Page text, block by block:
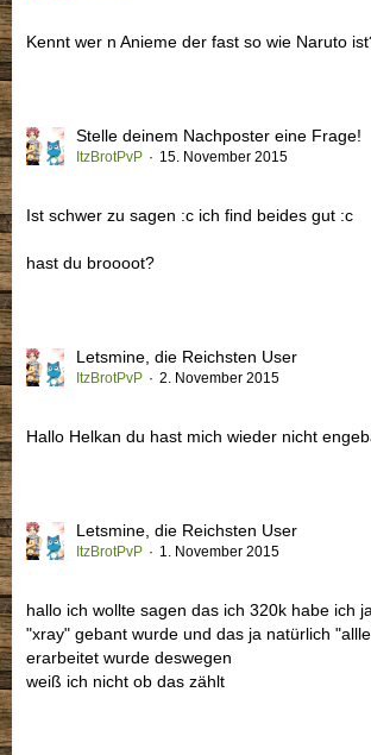
Kennt wer n Anieme der fast so wie Naruto
Stelle deinem Nachposter eine Frage!
ItzBrotPvP 15. November 2015
Ist schwer zu sagen :c ich find beides gut :c
hast du broooot?
Letsmine, die Reichsten User
ItzBrotPvP 2. November 2015
Hallo Helkan du hast mich wieder nicht
Letsmine, die Reichsten User
ItzBrotPvP 1. November 2015
hallo ich wollte sagen das ich 320k habe ich
"xray" gebant wurde und das ja natürlich
erarbeitet wurde deswegen
weiß ich nicht ob das zählt